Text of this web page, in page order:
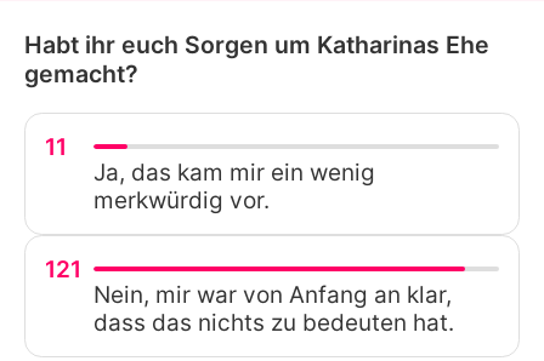
Habt ihr euch Sorgen um Katharinas Ehe
gemacht?
11
Ja, das kam mir ein wenig
merkwürdig vor.
121
Nein, mir war von Anfang an klar,
dass das nichts zu bedeuten hat.